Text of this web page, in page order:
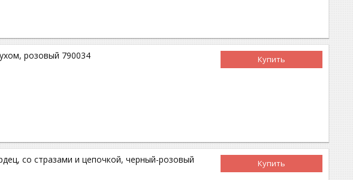
Купить
розовый 790034
Купить
со стразами и цепочкой, черный-розовый